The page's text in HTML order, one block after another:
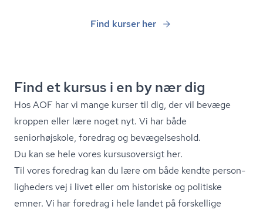
Find kurser her
Find et kursus i en by nær dig
Hos AOF har vi mange kurser til dig, der vil bevæge
kroppen eller lære noget nyt. Vi har både
seniorhøjskole, foredrag og bevægelseshold.
Du kan se hele vores kursusoversigt her.
Til vores foredrag kan du lære om både kendte per­son­
lig­he­ders vej i livet eller om historiske og politiske
emner. Vi har foredrag i hele landet på forskellige